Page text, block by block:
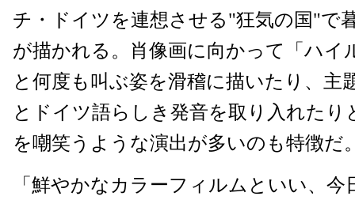
チ・ドイツを連想させる"狂気の国"で
が描かれる。肖像画に向かって「ハイ
と何度も叫ぶ姿を滑稽に描いたり、主
とドイツ語らしき発音を取り入れたり
を嘲笑うような演出が多いのも特徴だ
「鮮やかなカラーフィルムといい、